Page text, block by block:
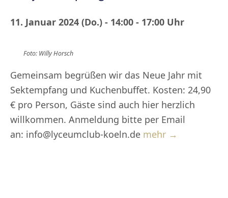
11. Januar 2024 (Do.) - 14:00 - 17:00 Uhr
Foto: Willy Horsch
Gemeinsam begrüßen wir das Neue Jahr mit
Sektempfang und Kuchenbuffet. Kosten: 24,90
€ pro Person, Gäste sind auch hier herzlich
willkommen. Anmeldung bitte per Email
an: info@lyceumclub-koeln.de mehr →